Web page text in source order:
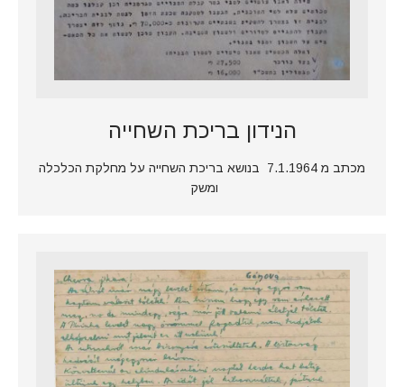
הנידון בריכת השחייה
מכתב מ 7.1.1964 בנושא בריכת השחייה על מחלקת הכלכלה
ומשק